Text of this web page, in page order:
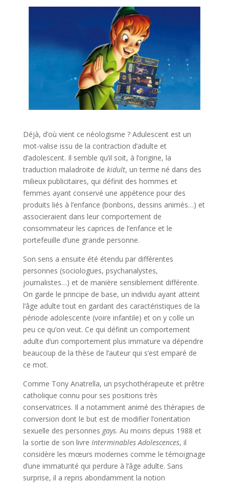
Déjà, d’où vient ce néologisme ? Adulescent est un
mot-valise issu de la contraction d’adulte et
d’adolescent. Il semble qu’il soit, à l’origine, la
traduction maladroite de kidult, un terme né dans des
milieux publicitaires, qui définit des hommes et
femmes ayant conservé une appétence pour des
produits liés à l’enfance (bonbons, dessins animés…) et
associeraient dans leur comportement de
consommateur les caprices de l’enfance et le
portefeuille d’une grande personne.
Son sens a ensuite été étendu par différentes
personnes (sociologues, psychanalystes,
journalistes…) et de manière sensiblement différente.
On garde le principe de base, un individu ayant atteint
l’âge adulte tout en gardant des caractéristiques de la
période adolescente (voire infantile) et on y colle un
peu ce qu’on veut. Ce qui définit un comportement
adulte d’un comportement plus immature va dépendre
beaucoup de la thèse de l’auteur qui s’est emparé de
ce mot.
Comme Tony Anatrella, un psychothérapeute et prêtre
catholique connu pour ses positions très
conservatrices. Il a notamment animé des thérapies de
conversion dont le but est de modifier l’orientation
sexuelle des personnes gays. Au moins depuis 1988 et
la sortie de son livre Interminables Adolescences, il
considère les mœurs modernes comme le témoignage
d’une immaturité qui perdure à l’âge adulte. Sans
surprise, il a repris abondamment la notion